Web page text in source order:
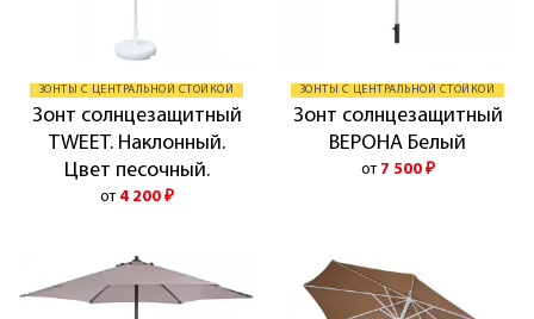
ЗОНТЫ С ЦЕНТРАЛЬНОЙ СТОЙКОЙ
Зонт солнцезащитный
TWEET. Наклонный.
Цвет песочный.
от 4 200 ₽
ЗОНТЫ С ЦЕНТРАЛЬНОЙ СТОЙКОЙ
Зонт солнцезащитный
ВЕРОНА Белый
от 7 500 ₽